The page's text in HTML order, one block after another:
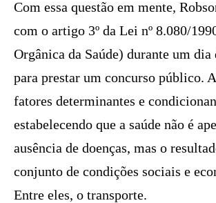
Com essa questão em mente,
com o artigo 3º da Lei nº 8.080/
Orgânica da Saúde) durante um dia
para prestar um concurso público.
fatores determinantes e
estabelecendo que a saúde não é
ausência de doenças, mas o
conjunto de condições sociais e
Entre eles, o transporte.